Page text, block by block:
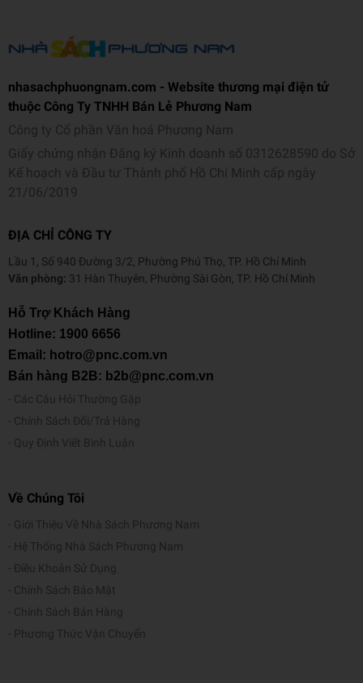
nhasachphuongnam.com - Website thương mại điện tử
thuộc Công Ty TNHH Bán Lẻ Phương Nam
Công ty Cổ phần Văn hoá Phương Nam
Giấy chứng nhận Đăng ký Kinh doanh số 0312628590 do Sở
Kế hoạch và Đầu tư Thành phố Hồ Chí Minh cấp ngày
21/06/2019
ĐỊA CHỈ CÔNG TY
Lầu 1, Số 940 Đường 3/2, Phường Phú Thọ, TP. Hồ Chí Minh
Văn phòng: 31 Hàn Thuyên, Phường Sài Gòn, TP. Hồ Chí Minh
Hỗ Trợ Khách Hàng
Hotline: 1900 6656
Email: hotro@pnc.com.vn
Bán hàng B2B: b2b@pnc.com.vn
Các Câu Hỏi Thường Gặp
Chính Sách Đổi/Trả Hàng
Quy Định Viết Bình Luận
Về Chúng Tôi
Giới Thiệu Về Nhà Sách Phương Nam
Hệ Thống Nhà Sách Phương Nam
Điều Khoản Sử Dụng
Chính Sách Bảo Mật
Chính Sách Bán Hàng
Phương Thức Vận Chuyển